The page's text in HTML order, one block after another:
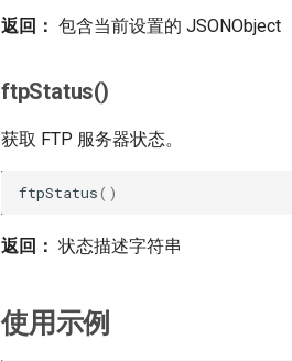
返回： 包含当前设置的 JSONObject
ftpStatus()
获取 FTP 服务器状态。
ftpStatus()
返回： 状态描述字符串
使用示例